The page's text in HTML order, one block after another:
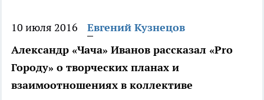
10 июля 2016
Евгений Кузнецов
Александр «Чача» Иванов рассказал «Pro
Городу» о творческих планах и
взаимоотношениях в коллективе